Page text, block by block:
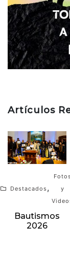
Artículos
Destacados,
y
Bautismos
2026